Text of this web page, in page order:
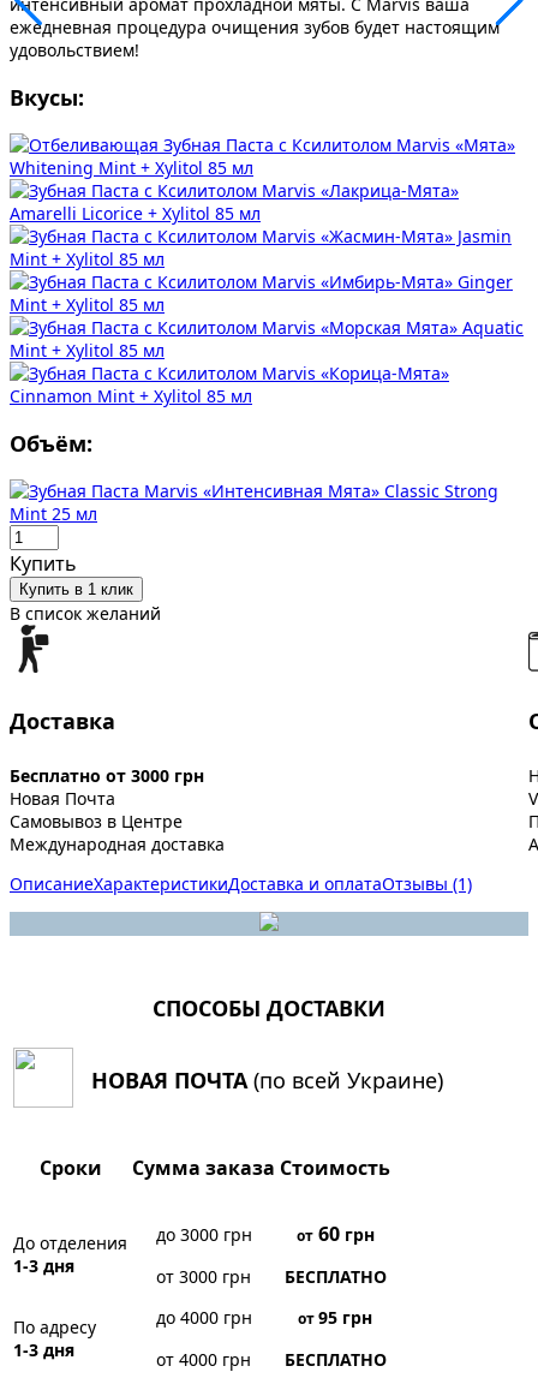
ежедневная процедура очищения зубов будет настоящим
удовольствием!
Вкусы:
Объём:
Купить
Купить в 1 клик
В список желаний
Доставка
Бесплатно от 3000 грн
Новая Почта
Самовывоз в Центре
Международная доставка
ОписаниеХарактеристикиДоставка и оплатаОтзывы (1)
СПОСОБЫ ДОСТАВКИ
НОВАЯ ПОЧТА(по всей Украине)
Сроки Сумма заказа Стоимость
До отделения
1-3 дня
до 3000 грн от60грн
от 3000 грн
БЕСПЛАТНО
По адресу
1-3 дня
до 4000 грн от95 грн
от 4000 грн
БЕСПЛАТНО